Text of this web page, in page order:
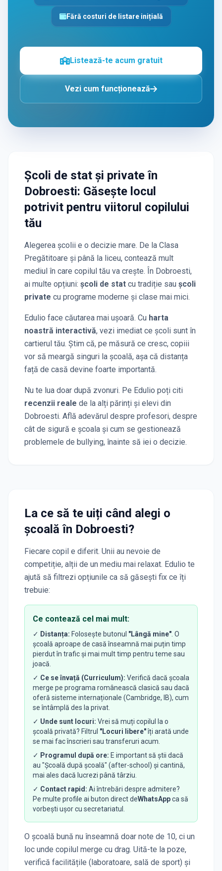
Fără costuri de listare inițială
Listează-te acum gratuit
Vezi cum funcționează
Școli de stat și privateîn
Dobroesti: Găsește locul
potrivit pentru viitorul copilului
tău
Alegerea școlii e o decizie mare. De la Clasa
Pregătitoare și până la liceu, contează mult
mediul în care copilul tău va crește. În Dobroesti,
ai multe opțiuni: școli de stat cu tradiție sau școli
private cu programe moderne și clase mai mici.
Edulio face căutarea mai ușoară. Cu harta
noastră interactivă, vezi imediat ce școli sunt în
cartierul tău. Știm că, pe măsură ce cresc, copiii
vor să meargă singuri la școală, așa că distanța
față de casă devine foarte importantă.
Nu te lua doar după zvonuri. Pe Edulio poți citi
recenzii reale de la alți părinți și elevi din
Dobroesti. Află adevărul despre profesori, despre
cât de sigură e școala și cum se gestionează
problemele de bullying, înainte să iei o decizie.
La ce să te uiți când alegi o
școalăîn Dobroesti?
Fiecare copil e diferit. Unii au nevoie de
competiție, alții de un mediu mai relaxat. Edulio te
ajută să filtrezi opțiunile ca să găsești fix ce îți
trebuie:
Ce contează cel mai mult:
✓ Distanța: Folosește butonul "Lângă mine" . O
școală aproape de casă înseamnă mai puțin timp
pierdut în trafic și mai mult timp pentru teme sau
joacă.
✓ Ce se învață (Curriculum): Verifică dacă școala
merge pe programa românească clasică sau dacă
oferă sisteme internaționale (Cambridge, IB), cum
se întâmplă des la privat.
✓ Unde sunt locuri: Vrei să muți copilul la o
școală privată? Filtrul "Locuri libere"îți arată unde
se mai fac înscrieri sau transferuri acum.
✓ Programul după ore: E important să știi dacă
au "Școală după școală" (after-school) și cantină,
mai ales dacă lucrezi până târziu.
✓ Contact rapid: Ai întrebări despre admitere?
Pe multe profile ai buton direct deWhatsAppca să
vorbești ușor cu secretariatul.
O școală bună nu înseamnă doar note de 10, ci un
loc unde copilul merge cu drag. Uită-te la poze,
verifică facilitățile (laboratoare, sală de sport) și